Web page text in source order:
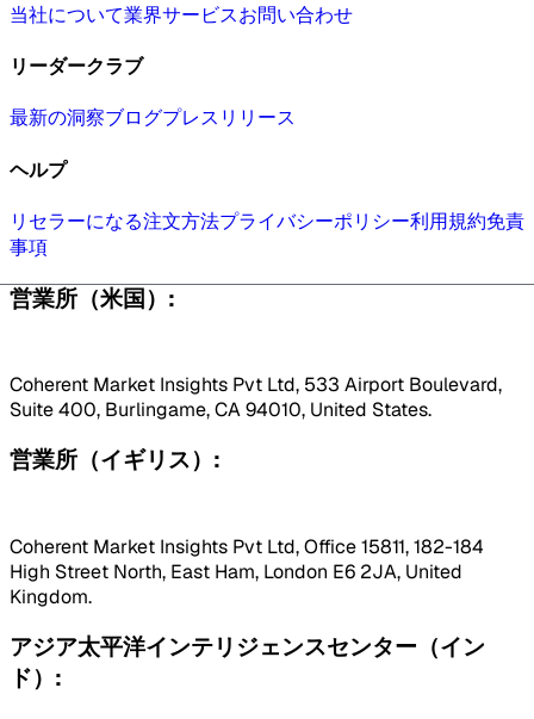
当社について業界サービスお問い合わせ
リーダークラブ
最新の洞察ブログプレスリリース
ヘルプ
リセラーになる注文方法プライバシーポリシー利用規約免責
事項
営業所（米国）:
Coherent Market Insights Pvt Ltd, 533 Airport Boulevard,
Suite 400, Burlingame, CA 94010, United States.
営業所（イギリス）:
Coherent Market Insights Pvt Ltd, Office 15811, 182-184
High Street North, East Ham, London E6 2JA, United
Kingdom.
アジア太平洋インテリジェンスセンター（イン
ド）: